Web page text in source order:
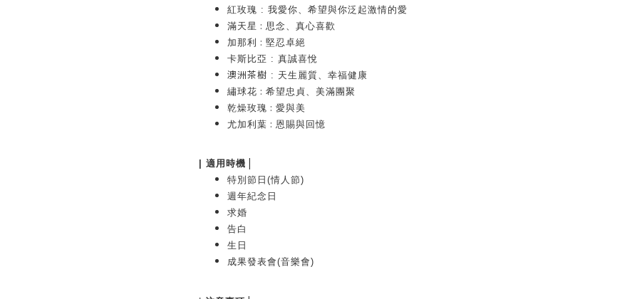
紅玫瑰 : 我愛你、希望與你泛起激情的愛
滿天星 : 思念、真心喜歡
加那利 : 堅忍卓絕
卡斯比亞 : 真誠喜悅
澳洲茶樹 : 天生麗質、幸福健康
繡球花 : 希望忠貞、美滿團聚
乾燥玫瑰 : 愛與美
尤加利葉 : 恩賜與回憶
| 適用時機 |
特別節日(情人節)
週年紀念日
求婚
告白
生日
成果發表會(音樂會)